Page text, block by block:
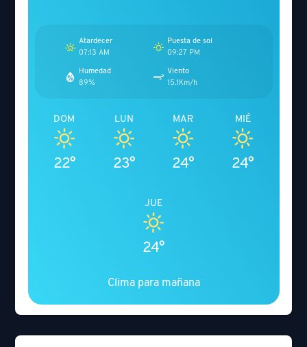
Atardecer
07:13 AM
Puesta de sol
09:27 PM
Humedad
89%
Viento
15.1Km/h
DOM
22°
LUN
23°
MAR
24°
MIÉ
24°
JUE
24°
Clima para mañana